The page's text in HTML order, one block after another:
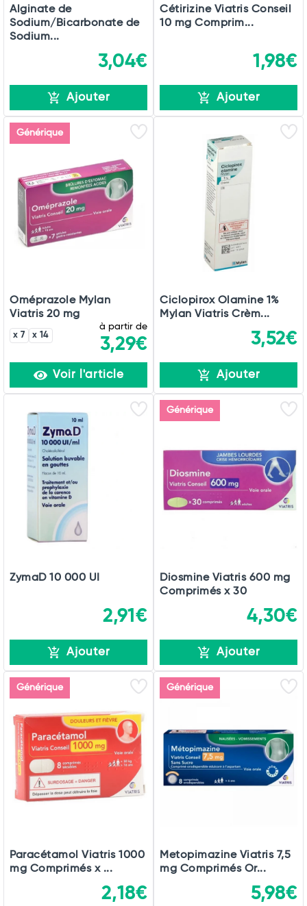
Alginate de
Sodium/Bicarbonate de
Sodium...
3,04€
Ajouter
Cétirizine Viatris Conseil
10 mg Comprim...
1,98€
Ajouter
Générique
Oméprazole Mylan
Viatris 20 mg
x 7 x 14
à partir de
3,29€
Voir l'article
Ciclopirox Olamine 1%
Mylan Viatris Crèm...
3,52€
Ajouter
ZymaD 10 000 UI
2,91€
Ajouter
Générique
Diosmine Viatris 600 mg
Comprimés x 30
4,30€
Ajouter
Générique
Paracétamol Viatris 1000
mg Comprimés x ...
2,18€
Générique
Metopimazine Viatris 7,5
mg Comprimés Or...
5,98€